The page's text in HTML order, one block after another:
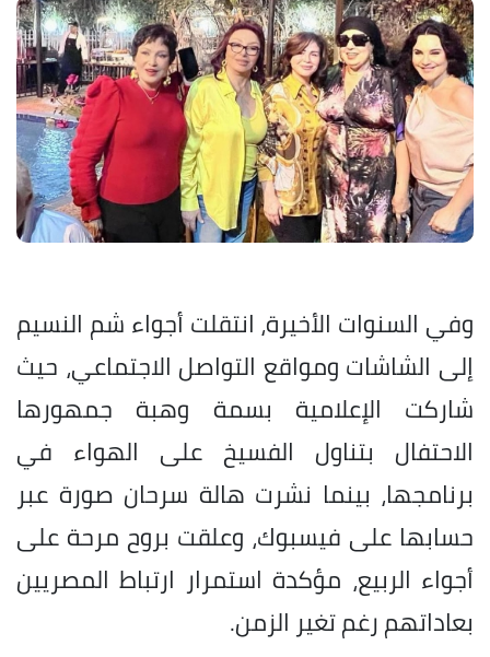
وفي السنوات الأخيرة، انتقلت أجواء شم النسيم
إلى الشاشات ومواقع التواصل الاجتماعي، حيث
شاركت الإعلامية بسمة وهبة جمهورها
الاحتفال بتناول الفسيخ على الهواء في
برنامجها، بينما نشرت هالة سرحان صورة عبر
حسابها على فيسبوك، وعلقت بروح مرحة على
أجواء الربيع، مؤكدة استمرار ارتباط المصريين
بعاداتهم رغم تغير الزمن.